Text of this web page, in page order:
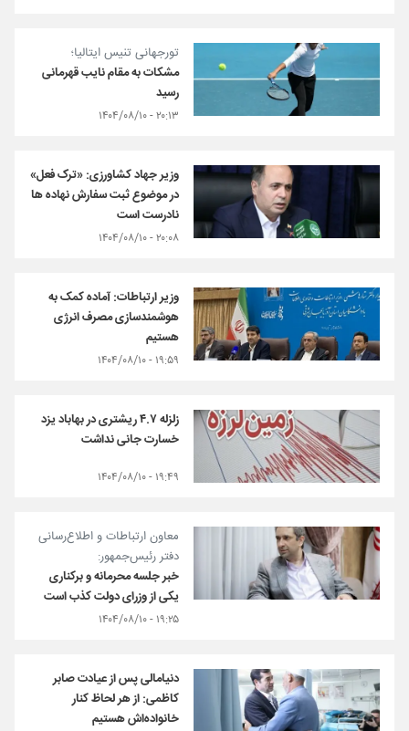
تورجهانی تنیس ایتالیا؛
مشکات به مقام نایب قهرمانی
رسید
۲۰:۱۳ - ۱۴۰۴/۰۸/۱۰
وزیر جهاد کشاورزی: «ترک فعل»
در موضوع ثبت سفارش نهاده ها
نادرست است
۲۰:۰۸ - ۱۴۰۴/۰۸/۱۰
وزیر ارتباطات: آماده کمک به
هوشمندسازی مصرف انرژی
هستیم
۱۹:۵۹ - ۱۴۰۴/۰۸/۱۰
زلزله ۴.۷ ریشتری در بهاباد یزد
خسارت جانی نداشت
۱۹:۴۹ - ۱۴۰۴/۰۸/۱۰
معاون ارتباطات و اطلاع‌رسانی
دفتر رئیس‌جمهور:
خبر جلسه محرمانه و برکناری
یکی از وزرای دولت کذب است
۱۹:۲۵ - ۱۴۰۴/۰۸/۱۰
دنیامالی پس از عیادت صابر
کاظمی: از هر لحاظ کنار
خانواده‌اش هستیم